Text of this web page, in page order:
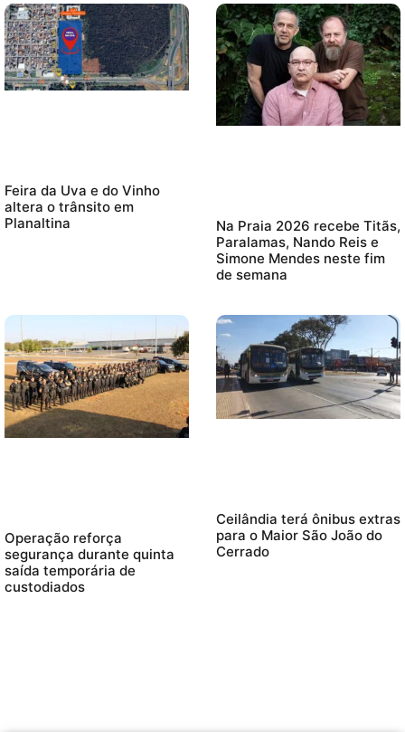
Feira da Uva e do Vinho
altera o trânsito em
Planaltina
Na Praia 2026 recebe Titãs,
Paralamas, Nando Reis e
Simone Mendes neste fim
de semana
Operação reforça
segurança durante quinta
saída temporária de
custodiados
Ceilândia terá ônibus extras
para o Maior São João do
Cerrado